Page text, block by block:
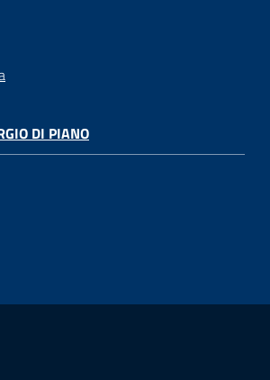
DI PIANO